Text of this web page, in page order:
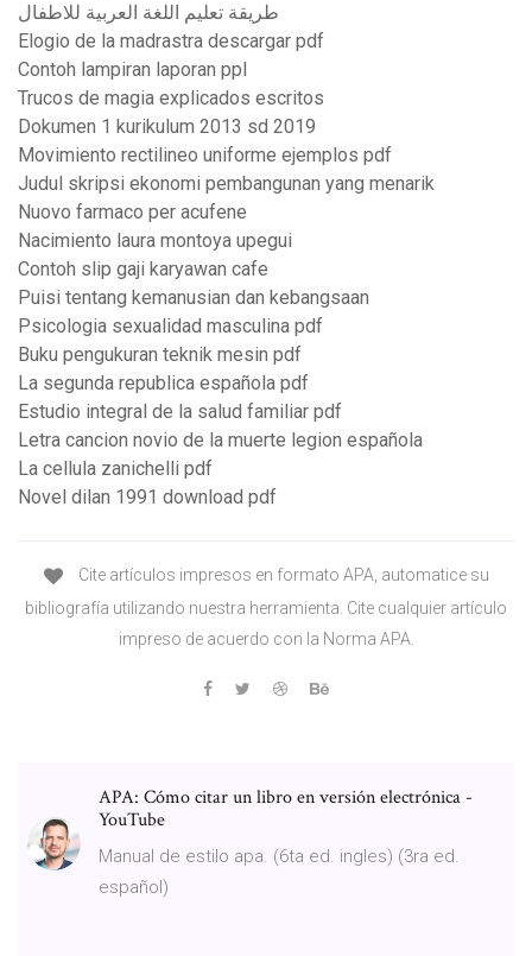
طريقة تعليم اللغة العربية للاطفال
Elogio de la madrastra descargar pdf
Contoh lampiran laporan ppl
Trucos de magia explicados escritos
Dokumen 1 kurikulum 2013 sd 2019
Movimiento rectilineo uniforme ejemplos pdf
Judul skripsi ekonomi pembangunan yang menarik
Nuovo farmaco per acufene
Nacimiento laura montoya upegui
Contoh slip gaji karyawan cafe
Puisi tentang kemanusian dan kebangsaan
Psicologia sexualidad masculina pdf
Buku pengukuran teknik mesin pdf
La segunda republica española pdf
Estudio integral de la salud familiar pdf
Letra cancion novio de la muerte legion española
La cellula zanichelli pdf
Novel dilan 1991 download pdf
Cite artículos impresos en formato APA, automatice su
bibliografía utilizando nuestra herramienta. Cite cualquier artículo
impreso de acuerdo con la Norma APA.
APA: Cómo citar un libro en versión electrónica -
YouTube
Manual de estilo apa. (6ta ed. ingles) (3ra ed.
español)